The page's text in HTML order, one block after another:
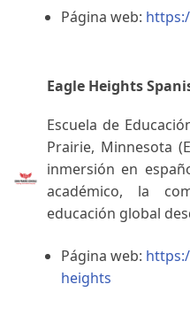
Página web:
Eagle Heights
Escuela de
Prairie, Minnesota
inmersión en
académico, la
educación global
Página web:
heights